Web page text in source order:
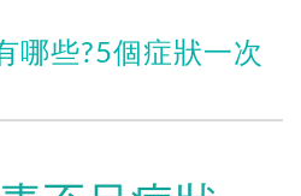
哪些?5個症狀一次